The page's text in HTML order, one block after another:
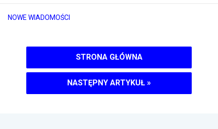
NOWE WIADOMOŚCI
STRONA GŁÓWNA
NASTĘPNY ARTYKUŁ »